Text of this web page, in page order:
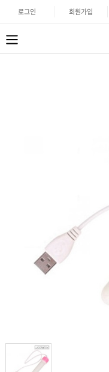
로그인 회원가입
류